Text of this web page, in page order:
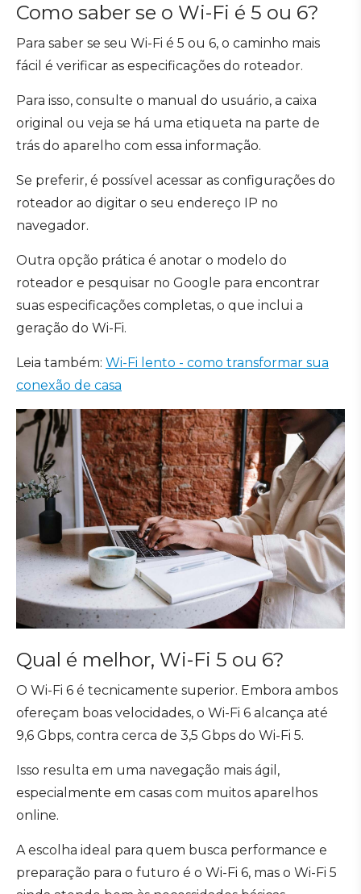
Como saber se o Wi-Fi é 5 ou 6?
Para saber se seu Wi-Fi é 5 ou 6, o caminho mais
fácil é verificar as especificações do roteador.
Para isso, consulte o manual do usuário, a caixa
original ou veja se há uma etiqueta na parte de
trás do aparelho com essa informação.
Se preferir, é possível acessar as configurações do
roteador ao digitar o seu endereço IP no
navegador.
Outra opção prática é anotar o modelo do
roteador e pesquisar no Google para encontrar
suas especificações completas, o que inclui a
geração do Wi-Fi.
Leia também: Wi-Fi lento - como transformar sua
conexão de casa
Qual é melhor, Wi-Fi 5 ou 6?
O Wi-Fi 6 é tecnicamente superior. Embora ambos
ofereçam boas velocidades, o Wi-Fi 6 alcança até
9,6 Gbps, contra cerca de 3,5 Gbps do Wi-Fi 5.
Isso resulta em uma navegação mais ágil,
especialmente em casas com muitos aparelhos
online.
A escolha ideal para quem busca performance e
preparação para o futuro é o Wi-Fi 6, mas o Wi-Fi 5